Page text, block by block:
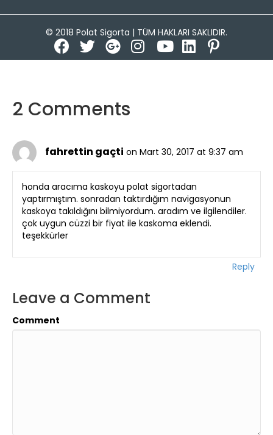
© 2018 Polat Sigorta | TÜM HAKLARI SAKLIDIR.
2 Comments
fahrettin gaçti on Mart 30, 2017 at 9:37 am
honda aracıma kaskoyu polat sigortadan
yaptırmıştım. sonradan taktırdığım navigasyonun
kaskoya takıldığını bilmiyordum. aradım ve ilgilendiler.
çok uygun cüzzi bir fiyat ile kaskoma eklendi.
teşekkürler
Reply
Leave a Comment
Comment